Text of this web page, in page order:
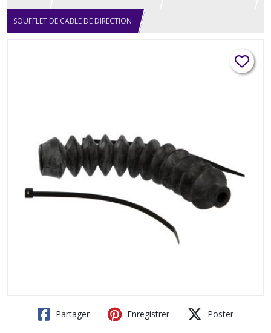
SOUFFLET DE CABLE DE DIRECTION
Partager Enregistrer Poster